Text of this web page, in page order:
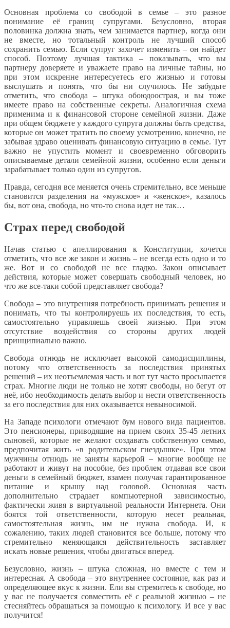
Основная проблема со свободой в семье – это разное
понимание её границ супругами. Безусловно, вторая
половинка должна знать, чем занимается партнер, когда они
не вместе, но тотальный контроль не лучший способ
сохранить семью. Если супруг захочет изменить – он найдет
способ. Поэтому лучшая тактика – показывать, что вы
партнеру доверяете и уважаете право на личные тайны, но
при этом искренне интересуетесь его жизнью и готовы
выслушать и понять, что бы ни случилось. Не забудьте
отметить, что свобода – штука обоюдоострая, и вы тоже
имеете право на собственные секреты. Аналогичная схема
применима и к финансовой стороне семейной жизни. Даже
при общем бюджете у каждого супруга должны быть средства,
которые он может тратить по своему усмотрению, конечно, не
забывая здраво оценивать финансовую ситуацию в семье. Тут
важно не упустить момент и своевременно обговорить
описываемые детали семейной жизни, особенно если деньги
зарабатывает только один из супругов.
Правда, сегодня все меняется очень стремительно, все меньше
становится разделения на «мужское» и «женское», казалось
бы, вот она, свобода, но что-то снова идет не так…
Страх перед свободой
Начав статью с апеллирования к Конституции, хочется
отметить, что все же закон и жизнь – не всегда есть одно и то
же. Вот и со свободой не все гладко. Закон описывает
действия, которые может совершать свободный человек, но
что же все-таки собой представляет свобода?
Свобода – это внутренняя потребность принимать решения и
понимать, что ты контролируешь их последствия, то есть,
самостоятельно управляешь своей жизнью. При этом
отсутствие воздействия со стороны других людей
принципиально важно.
Свобода отнюдь не исключает высокой самодисциплины,
потому что ответственность за последствия принятых
решений – их неотъемлемая часть и вот тут часто просыпается
страх. Многие люди не только не хотят свободы, но бегут от
неё, ибо необходимость делать выбор и нести ответственность
за его последствия для них оказывается невыносимой.
На Западе психологи отмечают бум нового вида пациентов.
Это пенсионеры, приводящие на прием своих 35-45 летних
сыновей, которые не желают создавать собственную семью,
предпочитая жить «в родительском гнездышке». При этом
мужчины отнюдь не заняты карьерой – многие вообще не
работают и живут на пособие, без проблем отдавая все свои
деньги в семейный бюджет, взамен получая гарантированное
питание и крышу над головой. Основная часть
дополнительно страдает компьютерной зависимостью,
фактически живя в виртуальной реальности Интернета. Они
боятся той ответственности, которую несет реальная,
самостоятельная жизнь, им не нужна свобода. И, к
сожалению, таких людей становится все больше, потому что
стремительно меняющаяся действительность заставляет
искать новые решения, чтобы двигаться вперед.
Безусловно, жизнь – штука сложная, но вместе с тем и
интересная. А свобода – это внутреннее состояние, как раз и
определяющее вкус к жизни. Ели вы стремитесь к свободе, но
у вас не получается совместить её с реальной жизнью – не
стесняйтесь обращаться за помощью к психологу. И все у вас
получится!